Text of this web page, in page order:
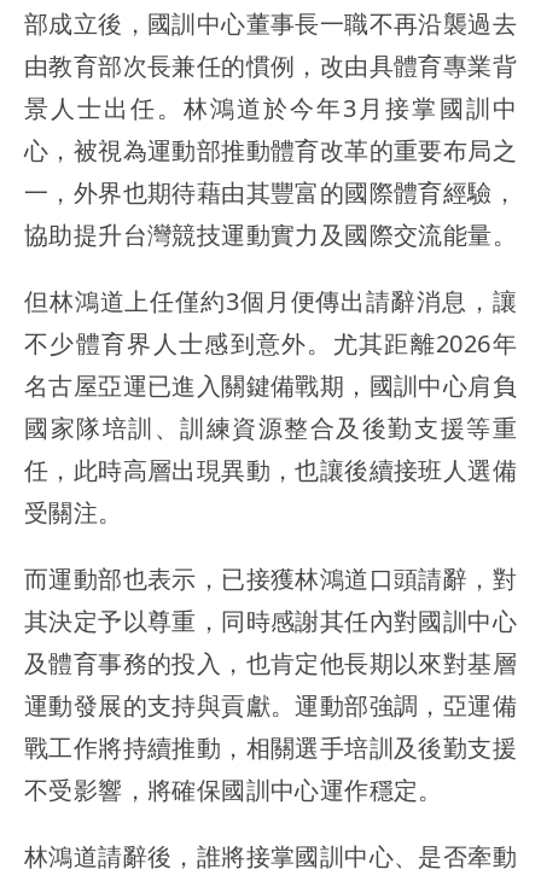
部成立後，國訓中心董事長一職不再沿襲過去
由教育部次長兼任的慣例，改由具體育專業背
景人士出任。林鴻道於今年3月接掌國訓中
心，被視為運動部推動體育改革的重要布局之
一，外界也期待藉由其豐富的國際體育經驗，
協助提升台灣競技運動實力及國際交流能量。
但林鴻道上任僅約3個月便傳出請辭消息，讓
不少體育界人士感到意外。尤其距離2026年
名古屋亞運已進入關鍵備戰期，國訓中心肩負
國家隊培訓、訓練資源整合及後勤支援等重
任，此時高層出現異動，也讓後續接班人選備
受關注。
而運動部也表示，已接獲林鴻道口頭請辭，對
其決定予以尊重，同時感謝其任內對國訓中心
及體育事務的投入，也肯定他長期以來對基層
運動發展的支持與貢獻。運動部強調，亞運備
戰工作將持續推動，相關選手培訓及後勤支援
不受影響，將確保國訓中心運作穩定。
林鴻道請辭後，誰將接掌國訓中心、是否牽動